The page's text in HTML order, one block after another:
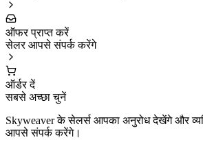
ऑफर प्राप्त करें
सेलर आपसे संपर्क करेंगे
ऑर्डर दें
सबसे अच्छा चुनें
Skyweaver के सेलर्स आपका अनुरोध देखेंगे और
आपसे संपर्क करेंगे।